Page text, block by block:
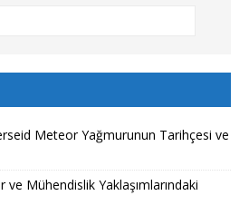
Meteor Yağmurunun Tarihçesi ve
Mühendislik Yaklaşımlarındaki